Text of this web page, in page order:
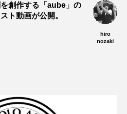
創作する「aube」の
ト動画が公開。
hiro
nozaki